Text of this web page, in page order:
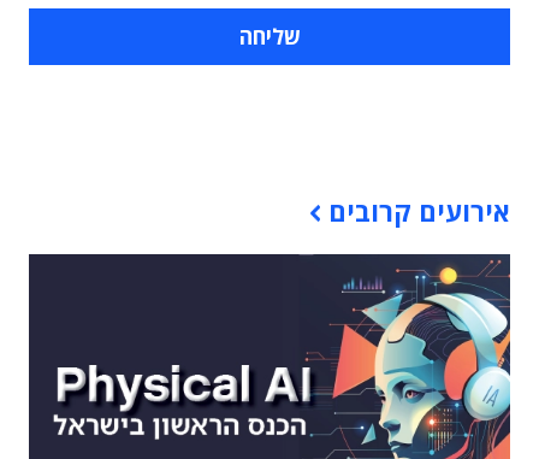
אירועים קרובים